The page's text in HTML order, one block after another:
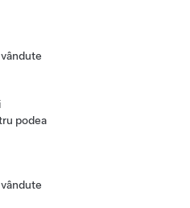
podea